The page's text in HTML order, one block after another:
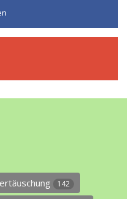
142